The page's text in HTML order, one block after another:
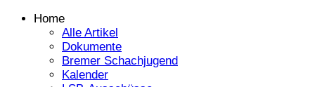
Home
Alle Artikel
Dokumente
Bremer Schachjugend
Kalender